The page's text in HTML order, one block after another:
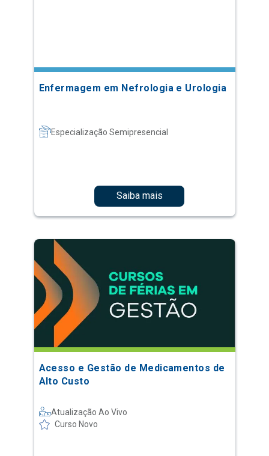
Enfermagem em Nefrologia e Urologia
Especialização Semipresencial
Saiba mais
Acesso e Gestão de Medicamentos de
Alto Custo
Atualização Ao Vivo
Curso Novo